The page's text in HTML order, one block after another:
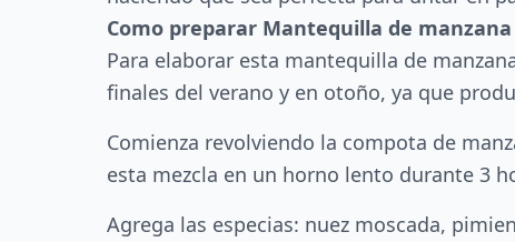
Como preparar Mantequilla de
Para elaborar esta mantequilla de
finales del verano y en otoño, ya que
Comienza revolviendo la compota de
esta mezcla en un horno lento durante 3
Agrega las especias: nuez moscada,